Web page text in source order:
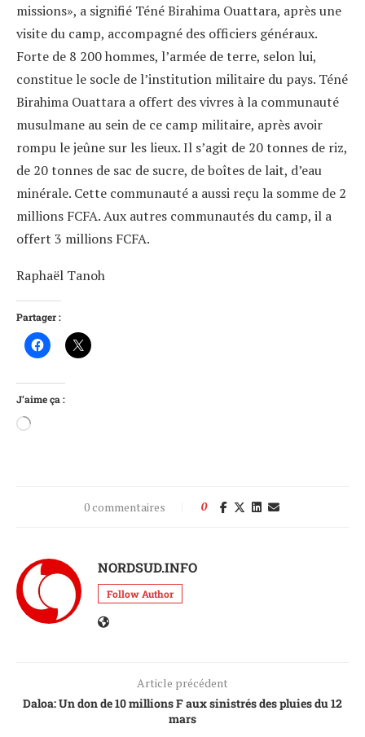
missions», a signifié Téné Birahima Ouattara, après une
visite du camp, accompagné des officiers généraux.
Forte de 8 200 hommes, l’armée de terre, selon lui,
constitue le socle de l’institution militaire du pays. Téné
Birahima Ouattara a offert des vivres à la communauté
musulmane au sein de ce camp militaire, après avoir
rompu le jeûne sur les lieux. Il s’agit de 20 tonnes de riz,
de 20 tonnes de sac de sucre, de boîtes de lait, d’eau
minérale. Cette communauté a aussi reçu la somme de 2
millions FCFA. Aux autres communautés du camp, il a
offert 3 millions FCFA.
Raphaël Tanoh
Partager :
J’aime ça :
0 commentaires 0
NORDSUD.INFO
Follow Author
Article précédent
Daloa: Un don de 10 millions F aux sinistrés des pluies du 12
mars